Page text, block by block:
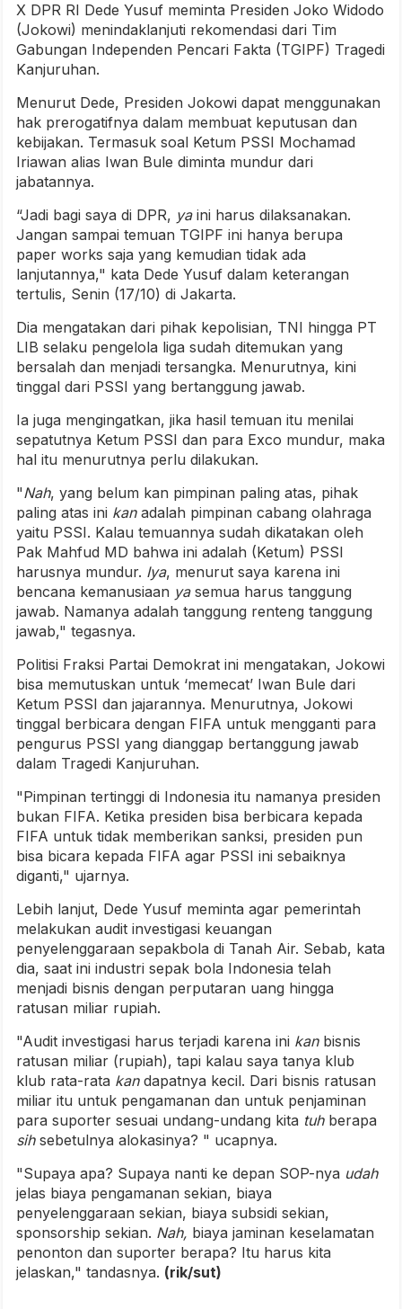
X DPR RI Dede Yusuf meminta Presiden Joko Widodo
(Jokowi) menindaklanjuti rekomendasi dari Tim
Gabungan Independen Pencari Fakta (TGIPF) Tragedi
Kanjuruhan.
Menurut Dede, Presiden Jokowi dapat menggunakan
hak prerogatifnya dalam membuat keputusan dan
kebijakan. Termasuk soal Ketum PSSI Mochamad
Iriawan alias Iwan Bule diminta mundur dari
jabatannya.
“Jadi bagi saya di DPR, yaini harus dilaksanakan.
Jangan sampai temuan TGIPF ini hanya berupa
paper works saja yang kemudian tidak ada
lanjutannya," kata Dede Yusuf dalam keterangan
tertulis, Senin (17/10) di Jakarta.
Dia mengatakan dari pihak kepolisian, TNI hingga PT
LIB selaku pengelola liga sudah ditemukan yang
bersalah dan menjadi tersangka. Menurutnya, kini
tinggal dari PSSI yang bertanggung jawab.
Ia juga mengingatkan, jika hasil temuan itu menilai
sepatutnya Ketum PSSI dan para Exco mundur, maka
hal itu menurutnya perlu dilakukan.
"Nah, yang belum kan pimpinan paling atas, pihak
paling atas ini kanadalah pimpinan cabang olahraga
yaitu PSSI. Kalau temuannya sudah dikatakan oleh
Pak Mahfud MD bahwa ini adalah (Ketum) PSSI
harusnya mundur. Iya, menurut saya karena ini
bencana kemanusiaan yasemua harus tanggung
jawab. Namanya adalah tanggung renteng tanggung
jawab," tegasnya.
Politisi Fraksi Partai Demokrat ini mengatakan, Jokowi
bisa memutuskan untuk ‘memecat’ Iwan Bule dari
Ketum PSSI dan jajarannya. Menurutnya, Jokowi
tinggal berbicara dengan FIFA untuk mengganti para
pengurus PSSI yang dianggap bertanggung jawab
dalam Tragedi Kanjuruhan.
"Pimpinan tertinggi di Indonesia itu namanya presiden
bukan FIFA. Ketika presiden bisa berbicara kepada
FIFA untuk tidak memberikan sanksi, presiden pun
bisa bicara kepada FIFA agar PSSI ini sebaiknya
diganti," ujarnya.
Lebih lanjut, Dede Yusuf meminta agar pemerintah
melakukan audit investigasi keuangan
penyelenggaraan sepakbola di Tanah Air. Sebab, kata
dia, saat ini industri sepak bola Indonesia telah
menjadi bisnis dengan perputaran uang hingga
ratusan miliar rupiah.
"Audit investigasi harus terjadi karena ini kanbisnis
ratusan miliar (rupiah), tapi kalau saya tanya klub
klub rata-rata kandapatnya kecil. Dari bisnis ratusan
miliar itu untuk pengamanan dan untuk penjaminan
para suporter sesuai undang-undang kita tuhberapa
sihsebetulnya alokasinya? " ucapnya.
"Supaya apa? Supaya nanti ke depan SOP-nya udah
jelas biaya pengamanan sekian, biaya
penyelenggaraan sekian, biaya subsidi sekian,
sponsorship sekian. Nah, biaya jaminan keselamatan
penonton dan suporter berapa? Itu harus kita
jelaskan," tandasnya. (rik/sut)